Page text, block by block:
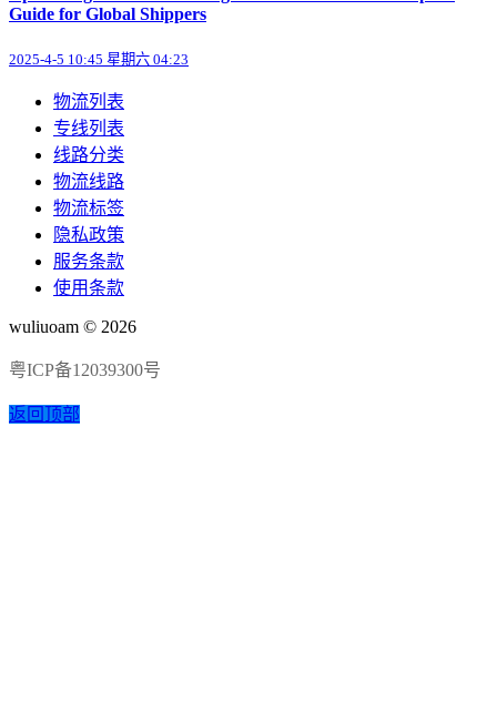
Guide for Global Shippers
2025-4-5 10:45 星期六 04:23
物流列表
专线列表
线路分类
物流线路
物流标签
隐私政策
服务条款
使用条款
wuliuoam © 2026
粤ICP备12039300号
返回顶部